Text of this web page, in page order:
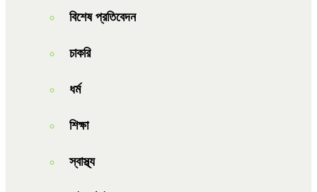
বিশেষ প্রতিবেদন
চাকরি
ধর্ম
শিক্ষা
স্বাস্থ্য